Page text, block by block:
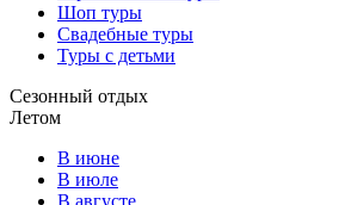
Шоп туры
Свадебные туры
Туры с детьми
Сезонный отдых
Летом
В июне
В июле
В августе